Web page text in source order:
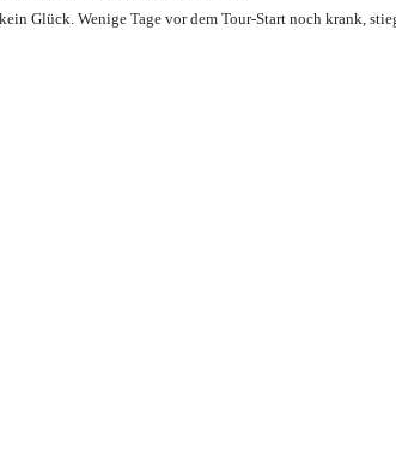
Glück. Wenige Tage vor dem Tour-Start noch krank,